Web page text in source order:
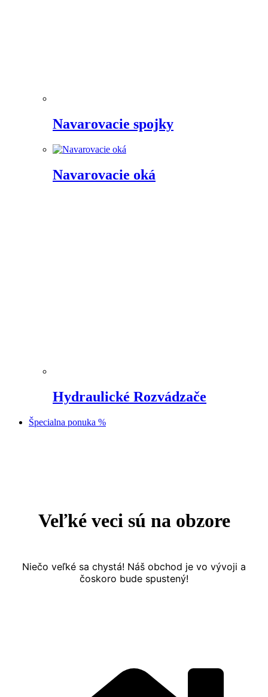
Navarovacie spojky
Navarovacie oká
Hydraulické Rozvádzače
Špecialna ponuka %
Veľké veci sú na obzore
Niečo veľké sa chystá! Náš obchod je vo vývoji a
čoskoro bude spustený!